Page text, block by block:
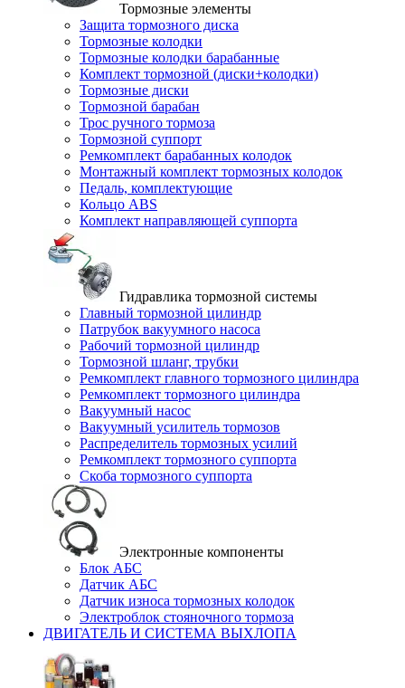
Тормозные элементы
Защита тормозного диска
Тормозные колодки
Тормозные колодки барабанные
Комплект тормозной (диски+колодки)
Тормозные диски
Тормозной барабан
Трос ручного тормоза
Тормозной суппорт
Ремкомплект барабанных колодок
Монтажный комплект тормозных колодок
Педаль, комплектующие
Кольцо ABS
Комплект направляющей суппорта
Гидравлика тормозной системы
Главный тормозной цилиндр
Патрубок вакуумного насоса
Рабочий тормозной цилиндр
Тормозной шланг, трубки
Ремкомплект главного тормозного цилиндра
Ремкомплект тормозного цилиндра
Вакуумный насос
Вакуумный усилитель тормозов
Распределитель тормозных усилий
Ремкомплект тормозного суппорта
Скоба тормозного суппорта
Электронные компоненты
Блок АБС
Датчик АБС
Датчик износа тормозных колодок
Электроблок стояночного тормоза
ДВИГАТЕЛЬ И СИСТЕМА ВЫХЛОПА